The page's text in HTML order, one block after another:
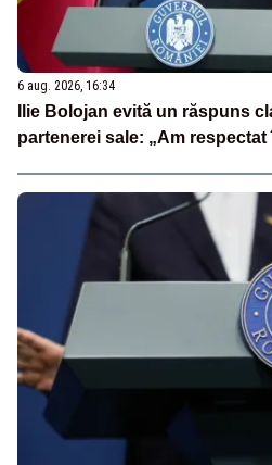
6 aug. 2026, 16:34
Ilie Bolojan evită un răspuns
partenerei sale: „Am